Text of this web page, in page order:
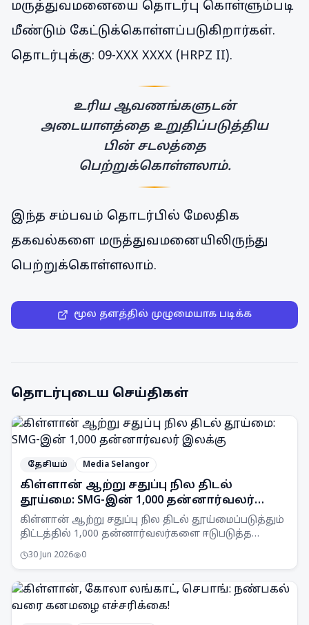
மருத்துவமனையை தொடர்பு கொள்ளும்படி
மீண்டும் கேட்டுக்கொள்ளப்படுகிறார்கள்.
தொடர்புக்கு: 09-XXX XXXX (HRPZ II).
உரிய ஆவணங்களுடன்
அடையாளத்தை உறுதிப்படுத்திய
பின் சடலத்தை
பெற்றுக்கொள்ளலாம்.
இந்த சம்பவம் தொடர்பில் மேலதிக
தகவல்களை மருத்துவமனையிலிருந்து
பெற்றுக்கொள்ளலாம்.
மூல தளத்தில் முழுமையாக படிக்க
தொடர்புடைய செய்திகள்
தேசியம் Media Selangor
கிள்ளான் ஆற்று சதுப்பு நில திடல்
தூய்மை: SMG-இன் 1,000 தன்னார்வலர்
இலக்கு
கிள்ளான் ஆற்று சதுப்பு நில திடல் தூய்மைப்படுத்தும்
திட்டத்தில் 1,000 தன்னார்வலர்களை ஈடுபடுத்த
வைத்துள்ளது.
30 Jun 2026 0